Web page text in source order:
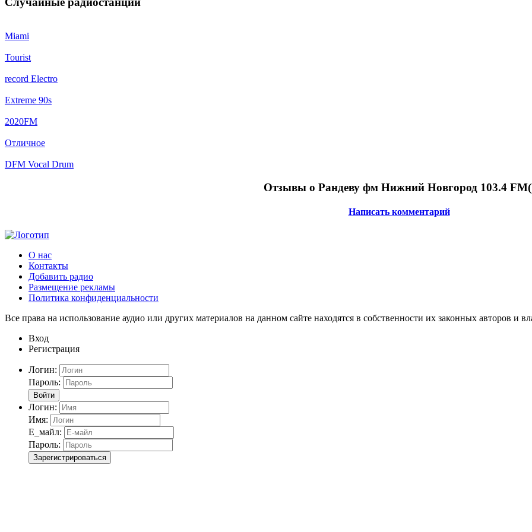
Miami
Tourist
record Electro
Extreme 90s
2020FM
Отличное
DFM Vocal Drum
Отзывы о Рандеву фм Нижний Новгород 103.4 FM(
Написать комментарий
О нас
Контакты
Добавить радио
Размещение рекламы
Политика конфиденциальности
Все права на использование аудио или других материалов на данном сайте находятся в собственности их законных авторов и
Вход
Регистрация
Логин:
Пароль:
Войти
Логин:
Имя:
Е_майл:
Пароль:
Зарегистрироваться